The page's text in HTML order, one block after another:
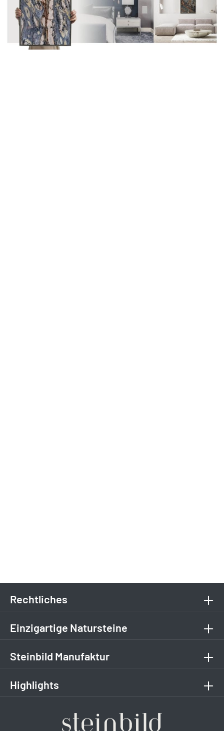
Rechtliches
Einzigartige Natursteine
Steinbild Manufaktur
Highlights